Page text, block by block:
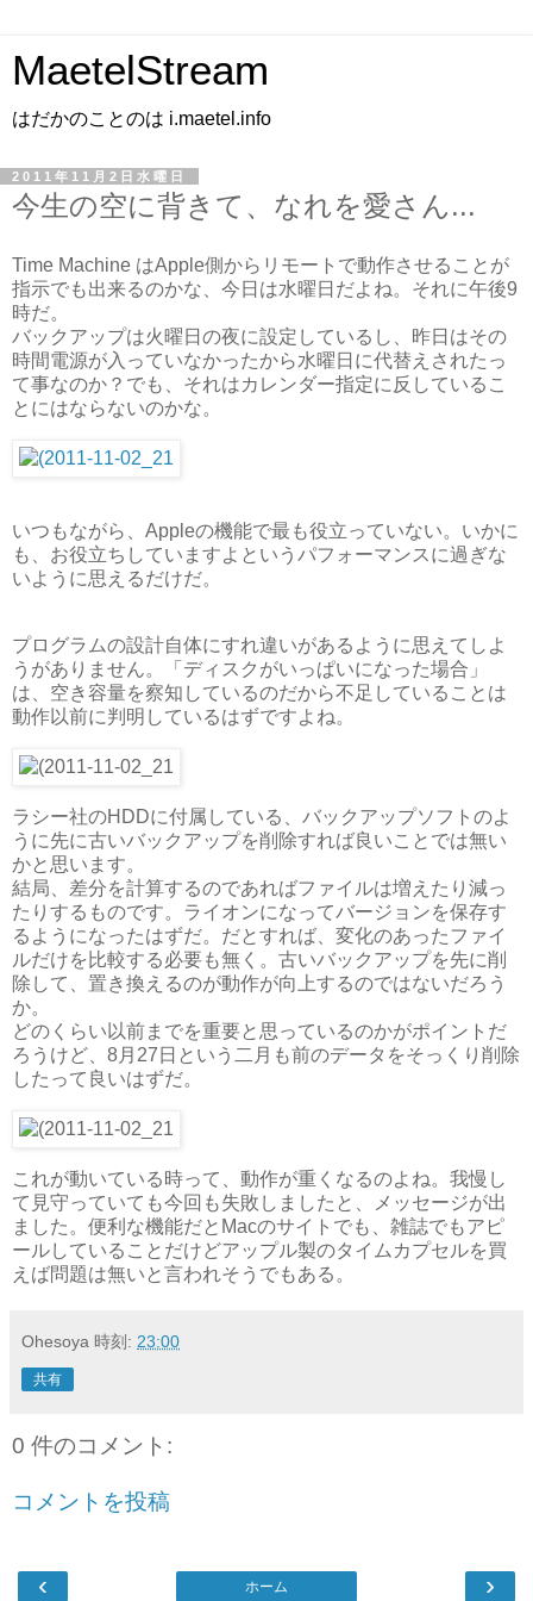
MaetelStream
はだかのことのは i.maetel.info
2011年11月2日水曜日
今生の空に背きて、なれを愛さん...
Time Machine はApple側からリモートで動作させることが
指示でも出来るのかな、今日は水曜日だよね。それに午後9
時だ。
バックアップは火曜日の夜に設定しているし、昨日はその
時間電源が入っていなかったから水曜日に代替えされたっ
て事なのか？でも、それはカレンダー指定に反しているこ
とにはならないのかな。
いつもながら、Appleの機能で最も役立っていない。いかに
も、お役立ちしていますよというパフォーマンスに過ぎな
いように思えるだけだ。
プログラムの設計自体にすれ違いがあるように思えてしよ
うがありません。「ディスクがいっぱいになった場合」
は、空き容量を察知しているのだから不足していることは
動作以前に判明しているはずですよね。
ラシー社のHDDに付属している、バックアップソフトのよ
うに先に古いバックアップを削除すれば良いことでは無い
かと思います。
結局、差分を計算するのであればファイルは増えたり減っ
たりするものです。ライオンになってバージョンを保存す
るようになったはずだ。だとすれば、変化のあったファイ
ルだけを比較する必要も無く。古いバックアップを先に削
除して、置き換えるのが動作が向上するのではないだろう
か。
どのくらい以前までを重要と思っているのかがポイントだ
ろうけど、8月27日という二月も前のデータをそっくり削除
したって良いはずだ。
これが動いている時って、動作が重くなるのよね。我慢し
て見守っていても今回も失敗しましたと、メッセージが出
ました。便利な機能だとMacのサイトでも、雑誌でもアピ
ールしていることだけどアップル製のタイムカプセルを買
えば問題は無いと言われそうでもある。
Ohesoya 時刻: 23:00
共有
0 件のコメント:
コメントを投稿
‹ ›
ホーム